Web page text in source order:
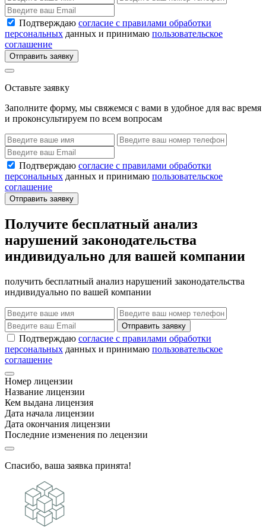
Подтверждаю согласие с правилами обработки
персональных данных и принимаю пользовательское
соглашение
Отправить заявку
Оставьте заявку
Заполните форму, мы свяжемся с вами в удобное для вас время
и проконсультируем по всем вопросам
Подтверждаю согласие с правилами обработки
персональных данных и принимаю пользовательское
соглашение
Отправить заявку
Получите бесплатный анализ
нарушений законодательства
индивидуально для вашей компании
получить бесплатный анализ нарушений законодательства
индивидуально по вашей компании
Отправить заявку
Подтверждаю согласие с правилами обработки
персональных данных и принимаю пользовательское
соглашение
Номер лицензии
Название лицензии
Кем выдана лицензия
Дата начала лицензии
Дата окончания лицензии
Последние изменения по лецензии
Спасибо, ваша заявка принята!